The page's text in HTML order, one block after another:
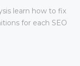
learn how to fix
for each SEO